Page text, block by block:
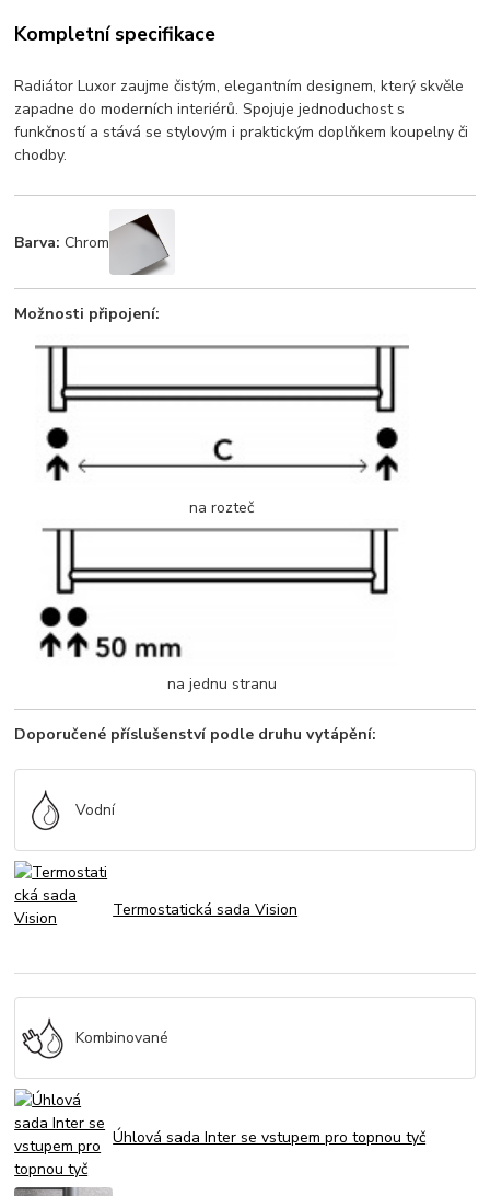
Kompletní specifikace
Radiátor Luxor zaujme čistým, elegantním designem, který skvěle
zapadne do moderních interiérů. Spojuje jednoduchost s
funkčností a stává se stylovým i praktickým doplňkem koupelny či
chodby.
Barva: Chrom
Možnosti připojení:
na rozteč
na jednu stranu
Doporučené příslušenství podle druhu vytápění:
Vodní
Termostatická sada Vision
Kombinované
Úhlová sada Inter se vstupem pro topnou tyč